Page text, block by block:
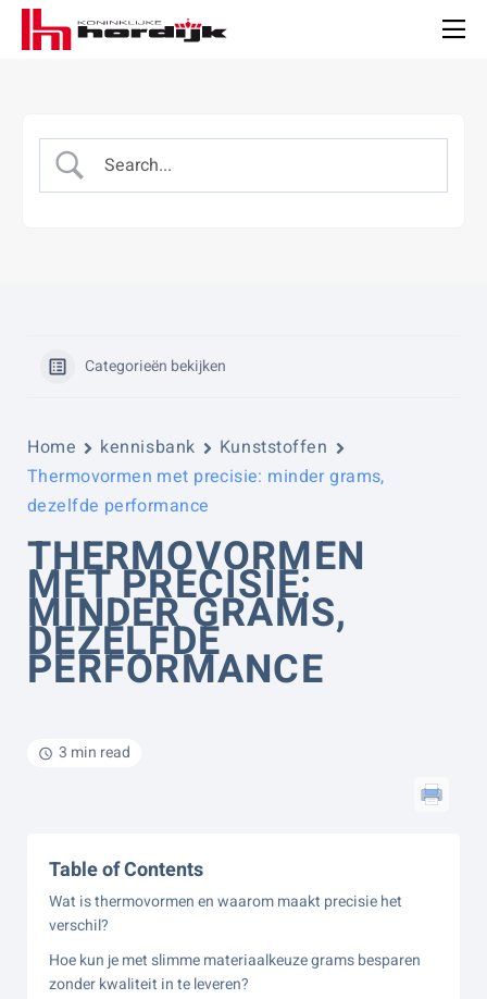
Koninklijke
Hordijk
Categorieën bekijken
Home kennisbank
Kunststoffen
Thermovormen met precisie: minder grams,
dezelfde performance
THERMOVORMEN
MET PRECISIE:
MINDER GRAMS,
DEZELFDE
PERFORMANCE
3 min read
Table of Contents
Wat is thermovormen en waarom maakt precisie het
verschil?
Hoe kun je met slimme materiaalkeuze grams besparen
zonder kwaliteit in te leveren?